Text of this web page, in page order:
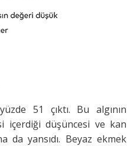
51 çıktı. Bu algının
içerdiği düşüncesi ve kan
da yansıdı. Beyaz ekmek